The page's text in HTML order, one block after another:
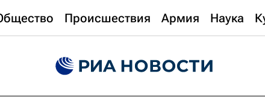
Происшествия Армия Наука